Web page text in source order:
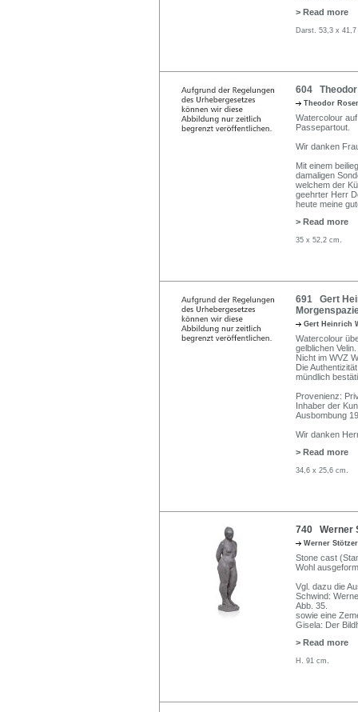
> Read more
Darst. 53,3 x
604 Theodor
Theodor
Watercolour
Passepartout.
Wir danken
Mit einem
damaligen
welchem der
geehrter Herr
heute meine
> Read more
35 x 52,2 cm.
691 Gert
Gert Heinrich
Watercolour
gelblichen
Nicht im WVZ
Die
mündlich
Provenienz:
Inhaber der
Ausbombung
Wir danken
> Read more
34,6 x 25,6 cm.
740 Werner
Werner
Stone cast
Wohl
Vgl. dazu die
Schwind:
Abb. 35.
sowie eine
Gisela: Der
> Read more
H. 91 cm.